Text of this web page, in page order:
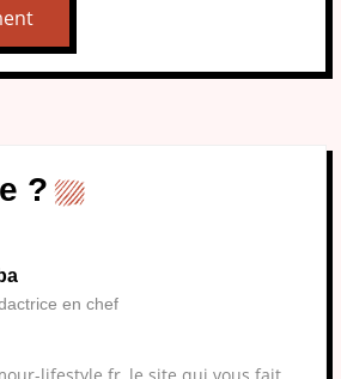
?
en chef
lifestyle.fr, le site qui vous fait